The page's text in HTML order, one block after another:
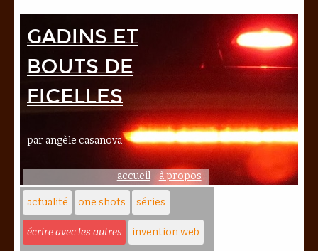
Gadins et
bouts de
ficelles
par angèle casanova
accueil-à propos
actualité one shots séries
écrire avec les autres invention web